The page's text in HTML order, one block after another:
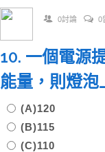
0討論 0
10. 一個電源
能量，則燈泡
(A)120
(B)115
(C)110